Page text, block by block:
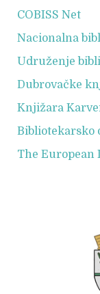
COBISS Net
Nacionalna
Udruženje
Dubrovačke
Knjižara
Bibliotekarsko
The European